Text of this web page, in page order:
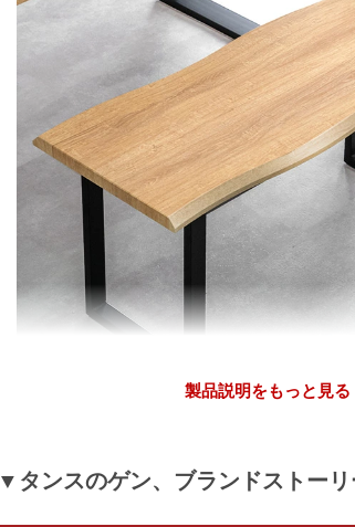
>>タンスのゲンが返信しました
★5満点レビューをいただき誠にありが
ダイニングベンチに関してご満足いた
く思っています。
これから末永くご愛用頂けますと幸い
今後もお客様にご満足いただける商品・
るよう精進致します。
機会がございましたら、是非また当店
★5満点レビューをいただき誠にありが
組み立てが無事終わったようで安心いた
製品説明をもっと見
▼タンスのゲン、ブランドストー